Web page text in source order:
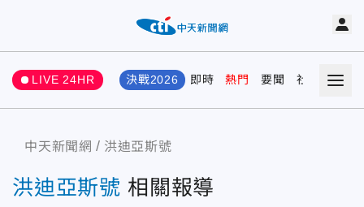
LIVE 24HR 決戰2026 即時 熱門 要聞 社會 娛樂
中天新聞網 洪迪亞斯號
洪迪亞斯號 相關報導